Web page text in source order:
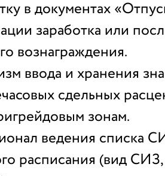
в документах
заработка или
вознаграждения.
ввода и хранения
сдельных
зонам.
ведения списка
расписания (вид